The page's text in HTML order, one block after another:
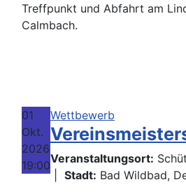
Treffpunkt und Abfahrt am
Calmbach.
01
Okt.
2026
19:00
Wettbewerb
Veranstaltungsort:
Stadt: Bad Wildbad,